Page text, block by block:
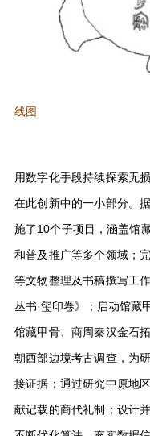
线图
用数字化手段持续探索无
在此创新中的一小部分。
施了10个子项目，涵盖馆
和普及推广等多个领域；
等文物整理及书稿撰写工
丛书·玺印卷》；启动馆藏
馆藏甲骨、商周秦汉金石
朝西部边境考古调查，为
接证据；通过研究中原地
献记载的商代礼制；设计